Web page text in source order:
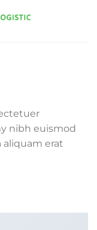
nibh euismod
erat